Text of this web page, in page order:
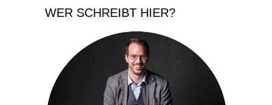
WER SCHREIBT HIER?